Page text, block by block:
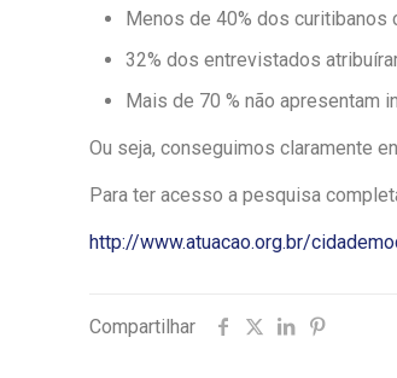
Menos de 40% dos curitibanos
32% dos entrevistados
Mais de 70 % não apresentam
Ou seja, conseguimos claramente
Para ter acesso a pesquisa
http://www.atuacao.org.br/
Compartilhar